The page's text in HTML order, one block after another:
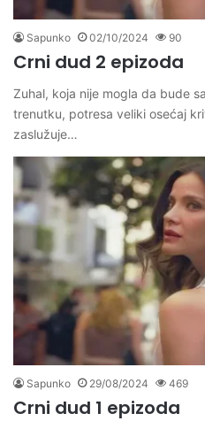
Sapunko 02/10/2024 90
Crni dud 2 epizoda
Zuhal, koja nije mogla da bude
trenutku, potresa veliki osećaj
zaslužuje…
Sapunko 29/08/2024 469
Crni dud 1 epizoda